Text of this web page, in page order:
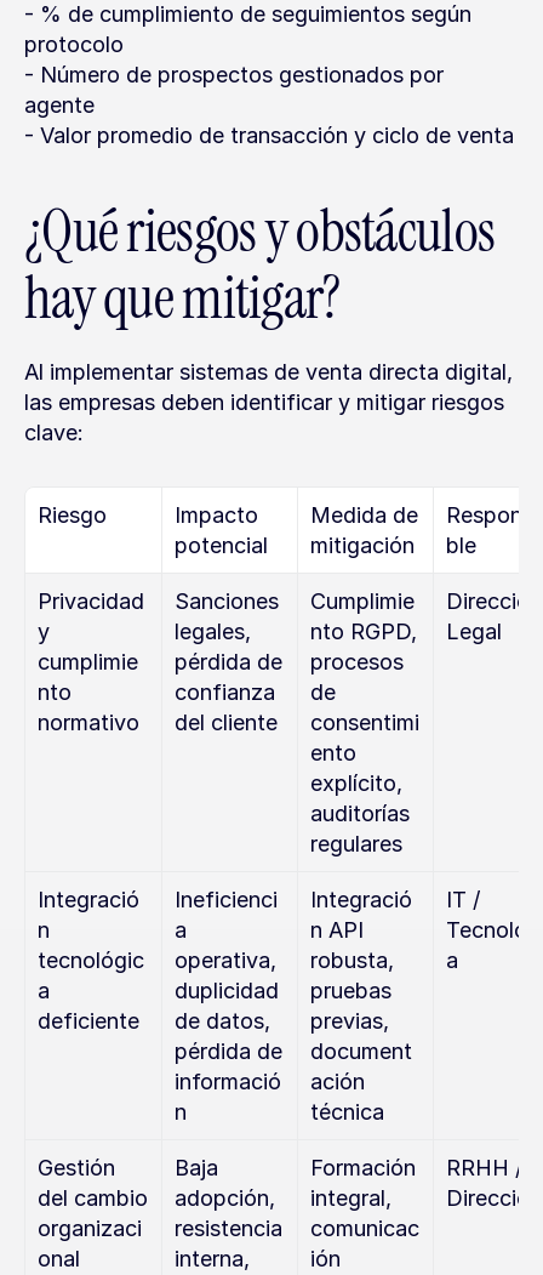
- % de cumplimiento de seguimientos según
protocolo
- Número de prospectos gestionados por
agente
- Valor promedio de transacción y ciclo de venta
¿Qué riesgos y obstáculos
hay que mitigar?
Al implementar sistemas de venta directa digital,
las empresas deben identificar y mitigar riesgos
clave:
Riesgo
Impacto
potencial
Medida de
mitigación
ble
Privacidad
y
cumplimie
nto
normativo
Sanciones
legales,
pérdida de
confianza
del cliente
Cumplimie
nto RGPD,
procesos
de
consentimi
ento
explícito,
auditorías
regulares
Dirección
Legal
Integració
n
tecnológic
a
deficiente
Ineficienci
a
operativa,
duplicidad
de datos,
pérdida de
informació
n
Integració
n API
robusta,
pruebas
previas,
document
ación
técnica
IT /
a
Gestión
del cambio
organizaci
onal
Baja
adopción,
resistencia
interna,
Formación
integral,
comunicac
ión
RRHH /
Dirección